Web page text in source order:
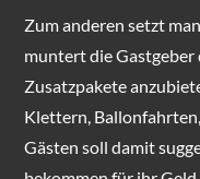
Zum anderen setzt
muntert die Gastgeber
Zusatzpakete
Klettern,
Gästen soll damit